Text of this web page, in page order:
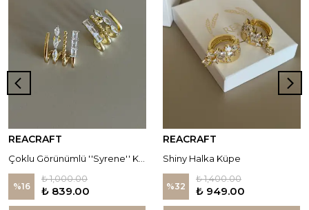
REACRAFT
%16
₺ 1,000.00
₺ 839.00
REACRAFT
Shiny Halka Küpe
%32
₺ 1,400.00
₺ 949.00